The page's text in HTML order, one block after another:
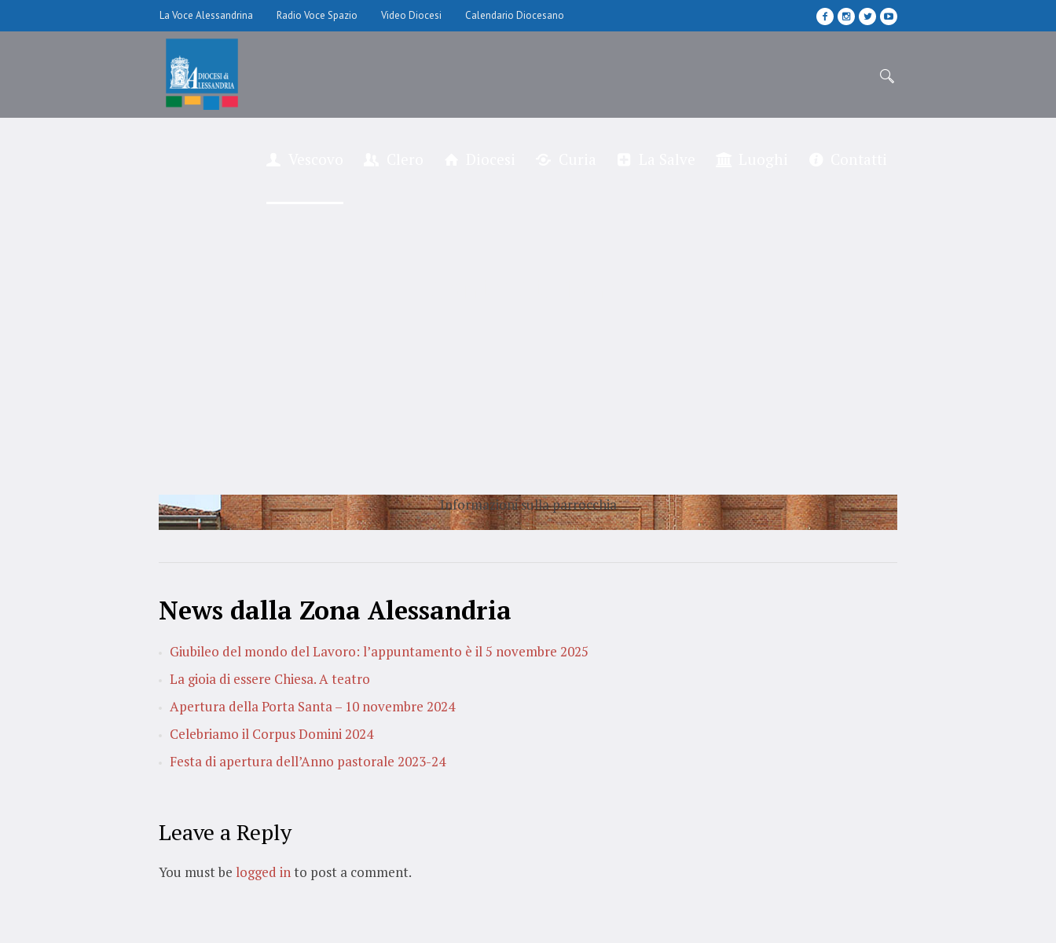
La Voce Alessandrina Radio Voce Spazio Video Diocesi Calendario Diocesano
Informazioni sulla parrocchia
News dalla Zona Alessandria
Giubileo del mondo del Lavoro: l’appuntamento è il 5 novembre 2025
La gioia di essere Chiesa. A teatro
Apertura della Porta Santa – 10 novembre 2024
Celebriamo il Corpus Domini 2024
Festa di apertura dell’Anno pastorale 2023-24
Leave a Reply
You must be logged into post a comment.